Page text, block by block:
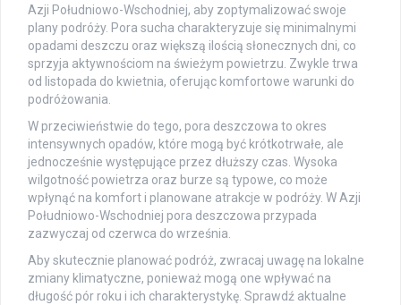
Azji Południowo-Wschodniej, aby zoptymalizować swoje
plany podróży. Pora sucha charakteryzuje się minimalnymi
opadami deszczu oraz większą ilością słonecznych dni, co
sprzyja aktywnościom na świeżym powietrzu. Zwykle trwa
od listopada do kwietnia, oferując komfortowe warunki do
podróżowania.
W przeciwieństwie do tego, pora deszczowa to okres
intensywnych opadów, które mogą być krótkotrwałe, ale
jednocześnie występujące przez dłuższy czas. Wysoka
wilgotność powietrza oraz burze są typowe, co może
wpłynąć na komfort i planowane atrakcje w podróży. W Azji
Południowo-Wschodniej pora deszczowa przypada
zazwyczaj od czerwca do września.
Aby skutecznie planować podróż, zwracaj uwagę na lokalne
zmiany klimatyczne, ponieważ mogą one wpływać na
długość pór roku i ich charakterystykę. Sprawdź aktualne